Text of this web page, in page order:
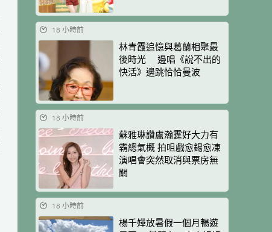
18 小時前
林青霞追憶與葛蘭相聚最
後時光 邊唱《說不出的
快活》邊跳恰恰曼波
18 小時前
蘇雅琳讚盧瀚霆好大力有
霸總氣概 拍咀戲愈錫愈凍
演唱會突然取消與票房無
關
18 小時前
楊千嬅放暑假一個月暢遊